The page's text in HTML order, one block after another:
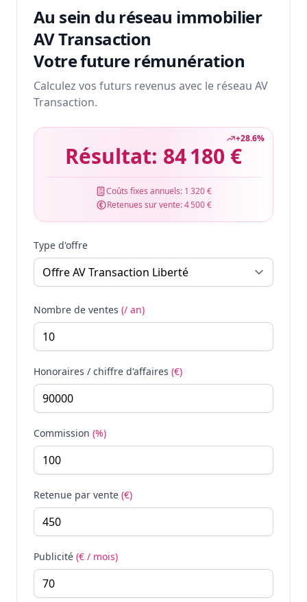
Au sein du réseau immobilier
AV Transaction
Votre future rémunération
Calculez vos futurs revenus avec le réseau AV
Transaction.
+28.6%
Résultat: 84 180 €
Coûts fixes annuels: 1 320 €
Retenues sur vente:4 500 €
Type d'offre
Nombre de ventes (/ an)
Honoraires / chiffre d'affaires (€)
Commission (%)
Retenue par vente (€)
Publicité (€ / mois)